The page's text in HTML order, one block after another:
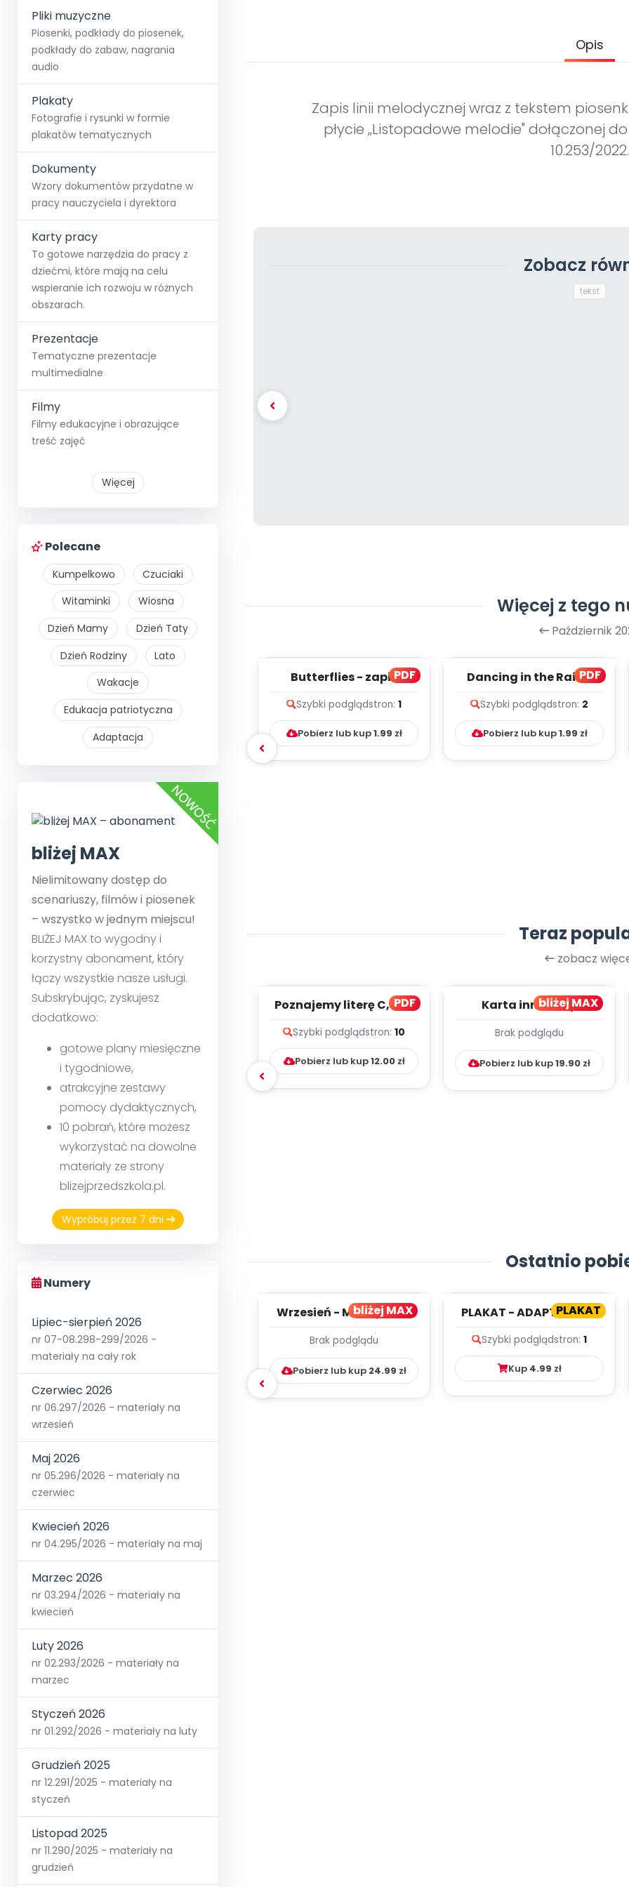
Pliki muzyczne
Piosenki, podkłady do piosenek,
podkłady do zabaw, nagrania
audio
Plakaty
Fotografie i rysunki w formie
plakatów tematycznych
Dokumenty
Wzory dokumentów przydatne w
pracy nauczyciela i dyrektora
Karty pracy
To gotowe narzędzia do pracy z
dziećmi, które mają na celu
wspieranie ich rozwoju w różnych
obszarach.
Prezentacje
Tematyczne prezentacje
multimedialne
Filmy
Filmy edukacyjne i obrazujące
treść zajęć
Więcej
Polecane
Kumpelkowo
Czuciaki
Witaminki
Wiosna
Dzień Mamy
Dzień Taty
Dzień Rodziny
Lato
Wakacje
Edukacja patriotyczna
Adaptacja
bliżej MAX
Nielimitowany dostęp do
scenariuszy, filmów i piosenek
– wszystko w jednym miejscu!
BLIŻEJ MAX to wygodny i
korzystny abonament, który
łączy wszystkie nasze usługi.
Subskrybując, zyskujesz
dodatkowo:
gotowe plany miesięczne
i tygodniowe,
atrakcyjne zestawy
pomocy dydaktycznych,
10 pobrań, które możesz
wykorzystać na dowolne
materiały ze strony
blizejprzedszkola.pl.
Wypróbuj przez 7 dni
Numery
Lipiec-sierpień 2026
nr 07-08.298-299/2026 -
materiały na cały rok
Czerwiec 2026
nr 06.297/2026 - materiały na
wrzesień
Maj 2026
nr 05.296/2026 - materiały na
czerwiec
Kwiecień 2026
nr 04.295/2026 - materiały na maj
Marzec 2026
nr 03.294/2026 - materiały na
kwiecień
Luty 2026
nr 02.293/2026 - materiały na
marzec
Styczeń 2026
nr 01.292/2026 - materiały na luty
Grudzień 2025
nr 12.291/2025 - materiały na
styczeń
Listopad 2025
nr 11.290/2025 - materiały na
grudzień
Opis
Zapis linii melodycznej wraz z tekstem
płycie „Listopadowe melodie" dołączonej do
10.253/2022.
Zobacz
tekst
Więcej z tego
Październik
PDF
Butterflies - zapis
Szybki podglądstron: 1
Pobierz lub kup1.99 zł
PDF
Dancing in the Rain -
Szybki podglądstron: 2
Pobierz lub kup1.99 zł
Teraz
zobacz
PDF
Poznajemy literę C, cz. 1
Szybki podglądstron: 10
Pobierz lub kup12.00zł
bliżej MAX
Karta innowacji
Kumpelkowo
Brak podglądu
Pobierz lub kup19.90 zł
Ostatnio
bliżej MAX
Wrzesień - MIESIĘCZNY
WYCHOWAWCZO –
DYDAKTYC...
Brak podglądu
Pobierz lub kup 24.99 zł
PLAKAT
PLAKAT - ADAPTACJA -
Szybki podglądstron: 1
Kup 4.99 zł